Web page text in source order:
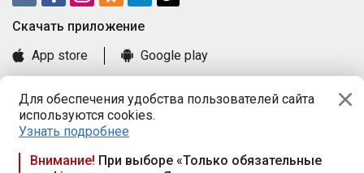
Для обеспечения удобства пользователей сайта
используются cookies.
Узнать подробнее
Внимание! При выборе «Только обязательные
Cкачать приложение
App store
Google play
Книга замечаний и предложений
Правила и документы
Praca.by © 2000—2026, ООО «ПРАЦА БАЙ»